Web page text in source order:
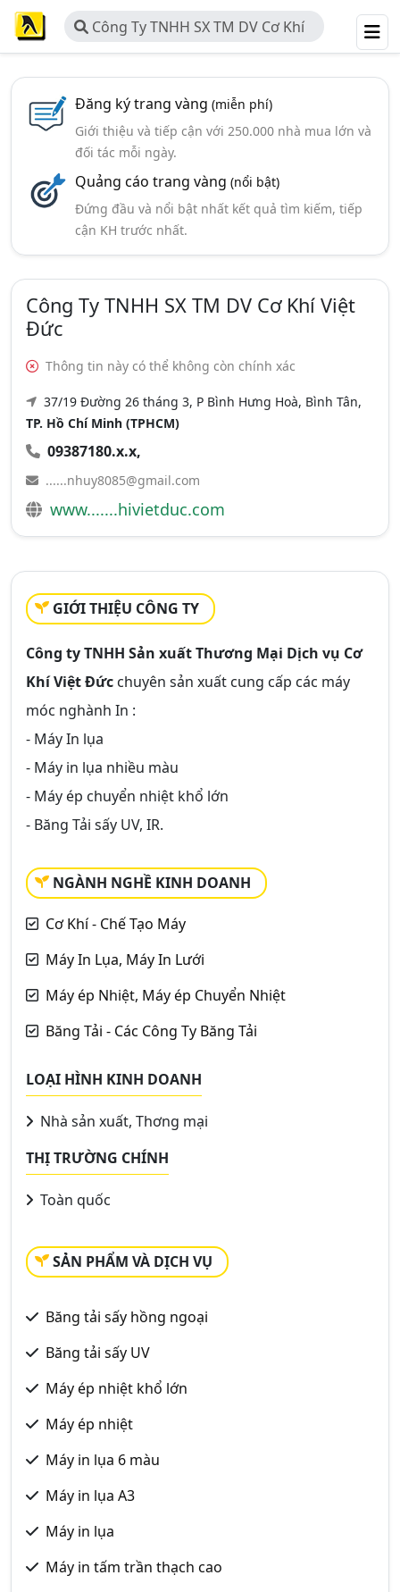
Công Ty TNHH SX TM DV Cơ Khí
Việt Đức
Đăng ký trang vàng (miễn phí)
Giới thiệu và tiếp cận với 250.000 nhà mua lớn và
đối tác mỗi ngày.
Quảng cáo trang vàng (nổi bật)
Đứng đầu và nổi bật nhất kết quả tìm kiếm, tiếp
cận KH trước nhất.
Công Ty TNHH SX TM DV Cơ Khí Việt
Đức
Thông tin này có thể không còn chính xác
37/19 Đường 26 tháng 3, P Bình Hưng Hoà, Bình Tân,
TP. Hồ Chí Minh (TPHCM)
09387180.x.x,
......nhuy8085@gmail.com
www.......hivietduc.com
GIỚI THIỆU CÔNG TY
Công ty TNHH Sản xuất Thương Mại Dịch vụ Cơ
Khí Việt Đức chuyên sản xuất cung cấp các máy
móc nghành In :
- Máy In lụa
- Máy in lụa nhiều màu
- Máy ép chuyển nhiệt khổ lớn
- Băng Tải sấy UV, IR.
NGÀNH NGHỀ KINH DOANH
Cơ Khí - Chế Tạo Máy
Máy In Lụa, Máy In Lưới
Máy ép Nhiệt, Máy ép Chuyển Nhiệt
Băng Tải - Các Công Ty Băng Tải
LOẠI HÌNH KINH DOANH
Nhà sản xuất, Thơng mại
THỊ TRƯỜNG CHÍNH
Toàn quốc
SẢN PHẨM VÀ DỊCH VỤ
Băng tải sấy hồng ngoại
Băng tải sấy UV
Máy ép nhiệt khổ lớn
Máy ép nhiệt
Máy in lụa 6 màu
Máy in lụa A3
Máy in lụa
Máy in tấm trần thạch cao